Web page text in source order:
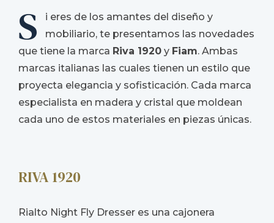
S
i eres de los amantes del diseño y
mobiliario, te presentamos las novedades
que tiene la marca Riva 1920 y Fiam. Ambas
marcas italianas las cuales tienen un estilo que
proyecta elegancia y sofisticación. Cada marca
especialista en madera y cristal que moldean
cada uno de estos materiales en piezas únicas.
RIVA 1920
Rialto Night Fly Dresser es una cajonera